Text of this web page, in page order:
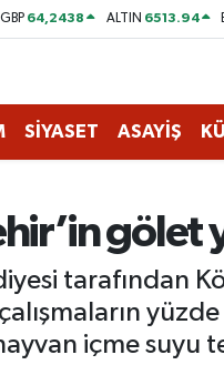
GBP 64,2438 ALTIN 6513.94
SİYASET ASAYİŞ
gölet
tarafından
içme suyu